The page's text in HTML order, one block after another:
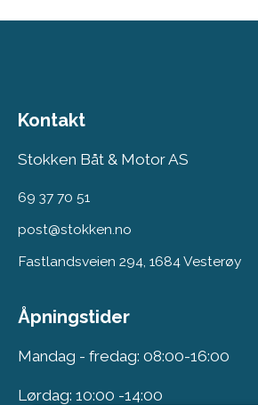
Kontakt
Stokken Båt & Motor AS
69 37 70 51
post@stokken.no
Fastlandsveien 294, 1684 Vesterøy
Åpningstider
Mandag - fredag: 08:00-16:00
Lørdag: 10:00 -14:00